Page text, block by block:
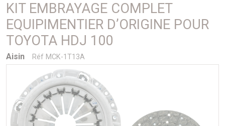
KIT EMBRAYAGE COMPLET
EQUIPIMENTIER D’ORIGINE POUR
TOYOTA HDJ 100
Aisin Réf MCK-1T13A